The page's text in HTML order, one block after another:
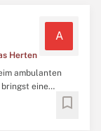
Herten
A
ambulanten
bringst eine
und
bookmark